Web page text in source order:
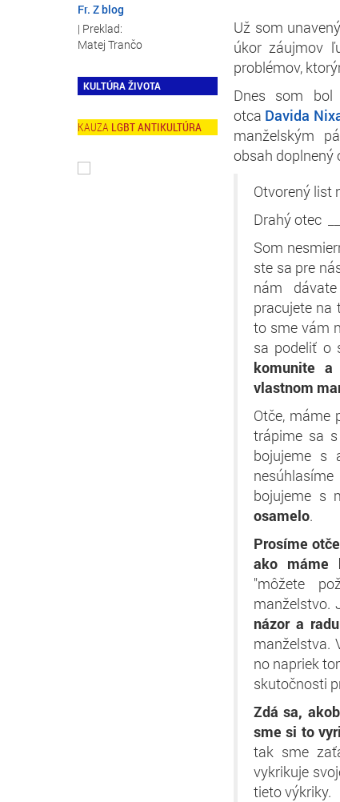
Fr. Z blog
Matej Trančo
KULTÚRA ŽIVOTA
LGBT ANTIKULTÚRA
Už som
úkor záujmov
problémov,
Dnes som bol
otca Davida
manželským
obsah doplnený
Otvorený list
Drahý otec
Som
ste sa pre
nám
pracujete na
to sme vám
sa podeliť o
komunite
vlastnom
Otče, máme
trápime sa
bojujeme s
bojujeme s
osamelo.
Prosíme
ako máme
"môžete
manželstvo.
názor a radu
manželstva.
no napriek
skutočnosti
Zdá sa,
sme si to
tak sme
vykrikuje
tieto výkriky.